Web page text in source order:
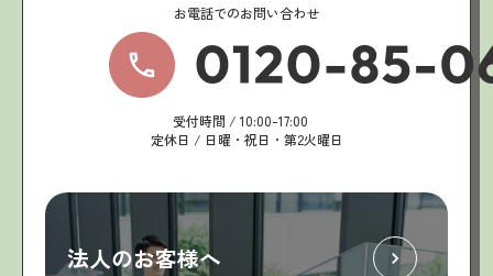
お電話でのお問い合わせ
受付時間 / 10:00-17:00
定休日 / 日曜・祝日・第2火曜日
法人のお客様へ